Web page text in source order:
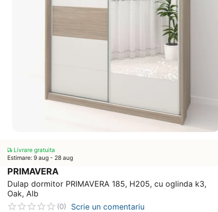
Livrare gratuita
Estimare: 9 aug - 28 aug
PRIMAVERA
Dulap dormitor PRIMAVERA 185, H205, cu oglinda k3,
Oak, Alb
(0) Scrie un comentariu